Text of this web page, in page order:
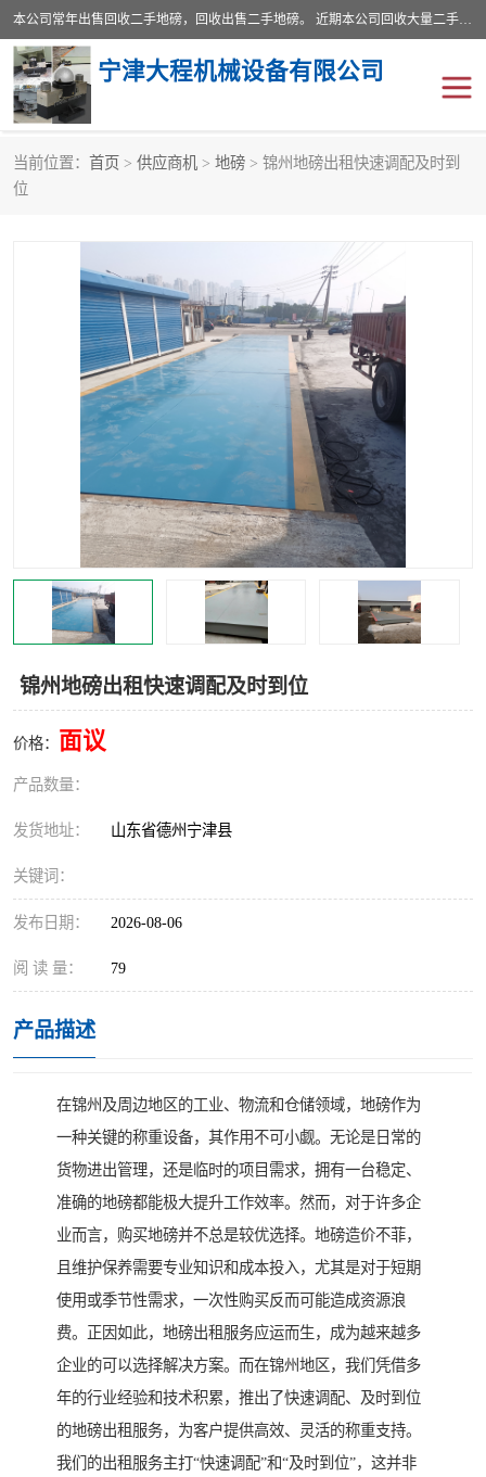
本公司常年出售回收二手地磅，回收出售二手地磅。 近期本公司回收大量二手地磅，型号齐全，宽度从2米到3.5米，长度5米到25米，承重吨位从10到200吨，成色7—9成新。 ? 使用年限6个月至2年，产品来源于个人闲置品，工矿企业停用品，因小换大而来。 精准度和新的一样， 二手地磅是内行人的选择，打个电话就省钱朋友您好等什么
宁津大程机械设备有限公司
当前位置： 首页 > 供应商机 > 地磅 > 锦州地磅出租快速调配及时到
位
锦州地磅出租快速调配及时到位
价格： 面议
产品数量：
发货地址： 山东省德州宁津县
关键词：
发布日期： 2026-08-06
阅 读 量： 79
产品描述
在锦州及周边地区的工业、物流和仓储领域，地磅作为
一种关键的称重设备，其作用不可小觑。无论是日常的
货物进出管理，还是临时的项目需求，拥有一台稳定、
准确的地磅都能极大提升工作效率。然而，对于许多企
业而言，购买地磅并不总是较优选择。地磅造价不菲，
且维护保养需要专业知识和成本投入，尤其是对于短期
使用或季节性需求，一次性购买反而可能造成资源浪
费。正因如此，地磅出租服务应运而生，成为越来越多
企业的可以选择解决方案。而在锦州地区，我们凭借多
年的行业经验和技术积累，推出了快速调配、及时到位
的地磅出租服务，为客户提供高效、灵活的称重支持。
我们的出租服务主打“快速调配”和“及时到位”，这并非
地磅传感器 废纸打包机
烘干机 食品烘干机
装载机电子秤 输送机
半自动输送机 全自动输送机
冷却塔 食品螺旋塔
撕碎机 木材撕碎机
塑料撕碎机 金属撕碎机